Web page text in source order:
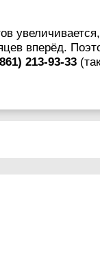
вперёд.
213-93-33